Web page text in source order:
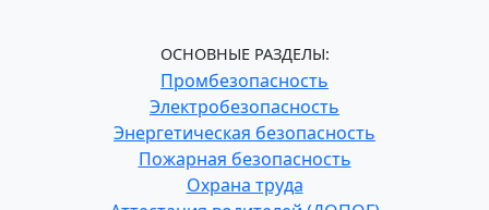
ОСНОВНЫЕ РАЗДЕЛЫ:
Промбезопасность
Электробезопасность
Энергетическая безопасность
Пожарная безопасность
Охрана труда